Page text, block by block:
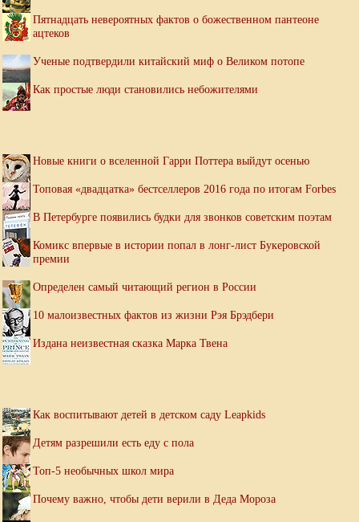
Пятнадцать невероятных фактов о божественном пантеоне
ацтеков
Ученые подтвердили китайский миф о Великом потопе
Как простые люди становились небожителями
Новые книги о вселенной Гарри Поттера выйдут осенью
Топовая «двадцатка» бестселлеров 2016 года по итогам Forbes
В Петербурге появились будки для звонков советским поэтам
Комикс впервые в истории попал в лонг-лист Букеровской
премии
Определен самый читающий регион в России
10 малоизвестных фактов из жизни Рэя Брэдбери
Издана неизвестная сказка Марка Твена
Как воспитывают детей в детском саду Leapkids
Детям разрешили есть еду с пола
Топ-5 необычных школ мира
Почему важно, чтобы дети верили в Деда Мороза